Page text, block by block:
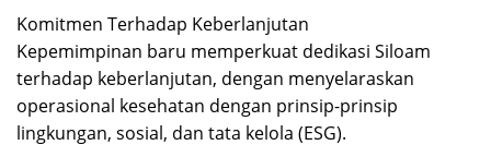
Komitmen Terhadap Keberlanjutan
Kepemimpinan baru memperkuat dedikasi Siloam
terhadap keberlanjutan, dengan menyelaraskan
operasional kesehatan dengan prinsip-prinsip
lingkungan, sosial, dan tata kelola (ESG).